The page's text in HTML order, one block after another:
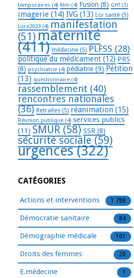
temporaires (4) film (4) Fusion (8) GHT(3)
imagerie (14) IVG (13) Loi santé (5)
Lure2023 (4) manifestation
(51) maternité
(411) médecine (5) PLFSS (28)
politique du médicament (12) PRS
(8) psychiatrie (4) pédiatrie (9) Pétition
(13) questionnaire (4)
rassemblement (40)
rencontres nationales
(36) Retraites (5) réanimation (15)
Réunion publique (4) services publics
(11) SMUR (58) SSR (8)
sécurité sociale (59)
urgences(322)
CATÉGORIES
Actions et interventions 1 788
Démocratie sanitaire 84
Démographie médicale 101
Droits des femmes 20
E.médecine 1